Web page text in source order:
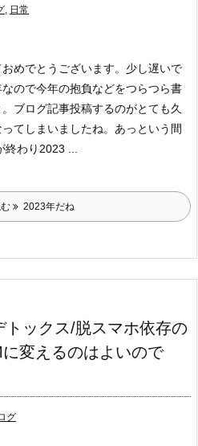
, 日常
めでとうございます。 少し遅いで
ので今年の抱負などをつらつら書
ブログ記事投稿するのがとても久
てしまいましたね。 あっという間
終わり2023 ...
2023年だね
トックス/脱スマホ依存の
変えるのはよいので
グ